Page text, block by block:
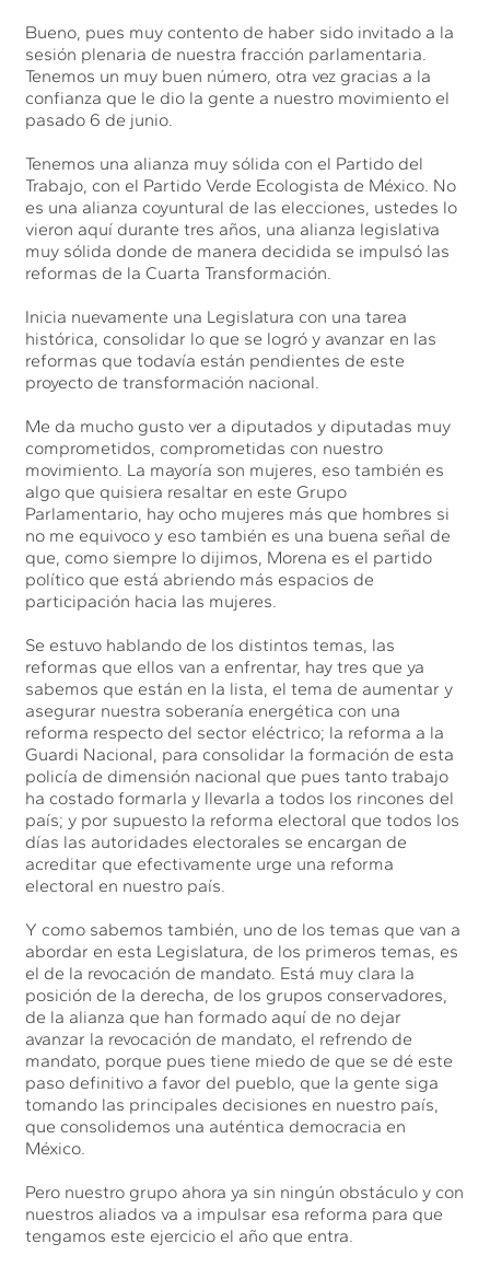
Bueno, pues muy contento de haber sido invitado a la
sesión plenaria de nuestra fracción parlamentaria.
Tenemos un muy buen número, otra vez gracias a la
confianza que le dio la gente a nuestro movimiento el
pasado 6 de junio.
Tenemos una alianza muy sólida con el Partido del
Trabajo, con el Partido Verde Ecologista de México. No
es una alianza coyuntural de las elecciones, ustedes lo
vieron aquí durante tres años, una alianza legislativa
muy sólida donde de manera decidida se impulsó las
reformas de la Cuarta Transformación.
Inicia nuevamente una Legislatura con una tarea
histórica, consolidar lo que se logró y avanzar en las
reformas que todavía están pendientes de este
proyecto de transformación nacional.
Me da mucho gusto ver a diputados y diputadas muy
comprometidos, comprometidas con nuestro
movimiento. La mayoría son mujeres, eso también es
algo que quisiera resaltar en este Grupo
Parlamentario, hay ocho mujeres más que hombres si
no me equivoco y eso también es una buena señal de
que, como siempre lo dijimos, Morena es el partido
político que está abriendo más espacios de
participación hacia las mujeres.
Se estuvo hablando de los distintos temas, las
reformas que ellos van a enfrentar, hay tres que ya
sabemos que están en la lista, el tema de aumentar y
asegurar nuestra soberanía energética con una
reforma respecto del sector eléctrico; la reforma a la
Guardi Nacional, para consolidar la formación de esta
policía de dimensión nacional que pues tanto trabajo
ha costado formarla y llevarla a todos los rincones del
país; y por supuesto la reforma electoral que todos los
días las autoridades electorales se encargan de
acreditar que efectivamente urge una reforma
electoral en nuestro país.
Y como sabemos también, uno de los temas que van a
abordar en esta Legislatura, de los primeros temas, es
el de la revocación de mandato. Está muy clara la
posición de la derecha, de los grupos conservadores,
de la alianza que han formado aquí de no dejar
avanzar la revocación de mandato, el refrendo de
mandato, porque pues tiene miedo de que se dé este
paso definitivo a favor del pueblo, que la gente siga
tomando las principales decisiones en nuestro país,
que consolidemos una auténtica democracia en
México.
Pero nuestro grupo ahora ya sin ningún obstáculo y con
nuestros aliados va a impulsar esa reforma para que
tengamos este ejercicio el año que entra.